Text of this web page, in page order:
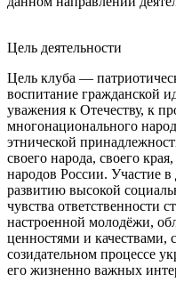
Цель деятельности
Цель клуба —
воспитание гражданской
уважения к Отечеству, к
многонационального
этнической
своего народа, своего
народов России. Участие
развитию высокой
чувства ответственности
настроенной молодёжи,
ценностями и качествами,
созидательном процессе
его жизненно важных